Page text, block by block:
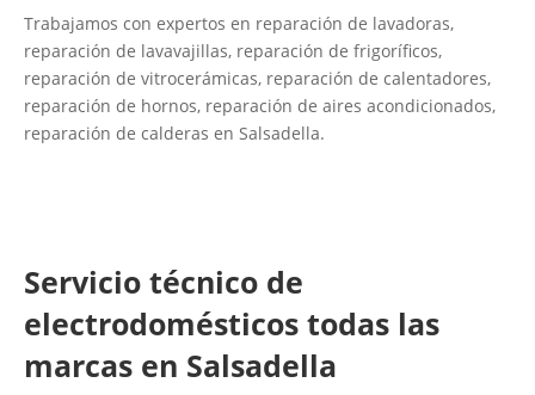
Trabajamos con expertos en reparación de lavadoras,
reparación de lavavajillas, reparación de frigoríficos,
reparación de vitrocerámicas, reparación de calentadores,
reparación de hornos, reparación de aires acondicionados,
reparación de calderas en Salsadella.
Servicio técnico de
electrodomésticos todas las
marcas en Salsadella